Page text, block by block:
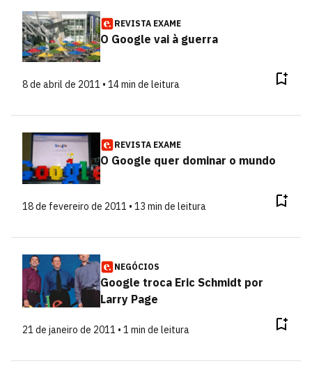
REVISTA EXAME
O Google vai à guerra
8 de abril de 2011 • 14 min de leitura
REVISTA EXAME
O Google quer dominar o mundo
18 de fevereiro de 2011 • 13 min de leitura
NEGÓCIOS
Google troca Eric Schmidt por
Larry Page
21 de janeiro de 2011 • 1 min de leitura